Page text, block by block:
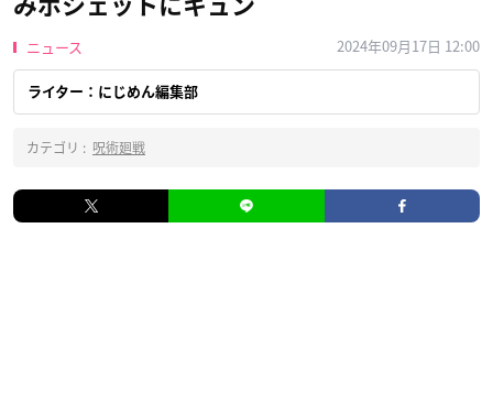
みポシェットにキュン
ニュース 2024年09月17日 12:00
ライター：にじめん編集部
カテゴリ : 呪術廻戦